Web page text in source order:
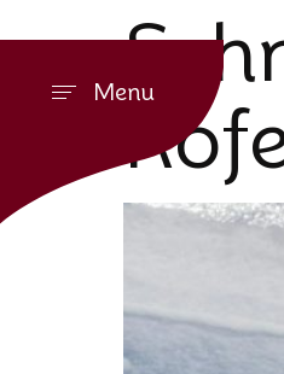
Menu